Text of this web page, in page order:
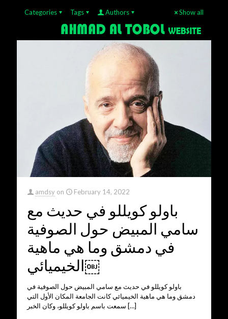
Categories Tags Authors Show all
amdsy on February 14, 2022
باولو كويللو في حديث مع
سامي المبيض حول الصوفية
في دمشق وما هي ماهية
الخيميائي￼
باولو كويللو في حديث مع سامي المبيض حول الصوفية في
دمشق وما هي ماهية الخيميائي كانت الجامعة المكان الأول التي
سمعت باسم باولو كويللو، وكان الخبر […]